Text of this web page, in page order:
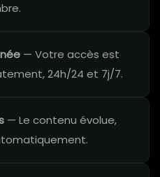
— Votre accès est
24h/24 et 7j/7.
— Le contenu évolue,